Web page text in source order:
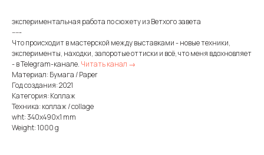
экспериментальная работа по сюжету из Ветхого завета
-----
Что происходит в мастерской между выставками - новые техники,
эксперименты, находки, запоротые оттиски и всё, что меня вдохновляет
- в Telegram-канале. Читать канал →
Материал: Бумага / Paper
Год создания: 2021
Категория: Коллаж
Техника: коллаж / collage
wht: 340x490x1 mm
Weight: 1000 g